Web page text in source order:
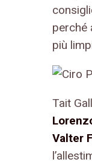
perché
più
Tait
Valter